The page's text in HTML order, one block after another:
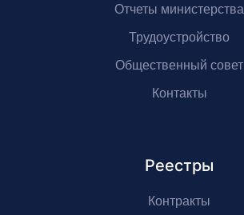
Отчеты министерства
Трудоустройство
Общественный совет
Контакты
Реестры
Контракты